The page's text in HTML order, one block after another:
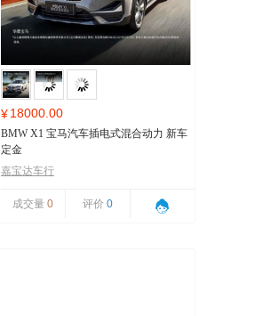
¥18000.00
BMW X1 宝马汽车插电式混合动力 新车
定金
嘉宝达车行
成交量 0 评价 0